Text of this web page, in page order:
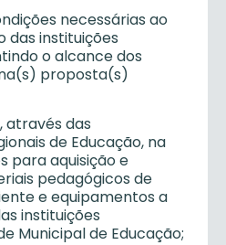
necessárias ao
das instituições
o alcance dos
proposta(s)
através das
de Educação, na
para aquisição e
pedagógicos de
e equipamentos a
instituições
Municipal de Educação;